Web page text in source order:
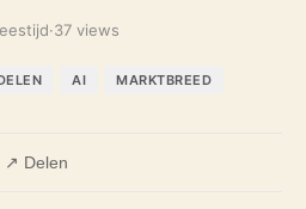
·37 views
AI MARKTBREED
↗ Delen